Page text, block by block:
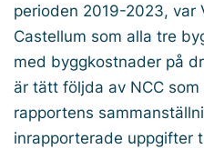
perioden 2019-2023, var
Castellum som alla tre
med byggkostnader på
är tätt följda av NCC
rapportens
inrapporterade uppgifter